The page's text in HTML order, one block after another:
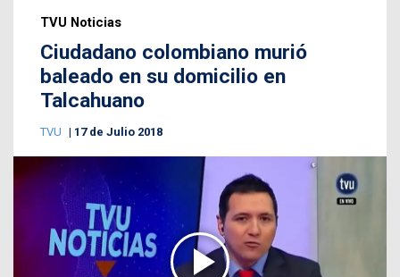
TVU Noticias
Ciudadano colombiano murió
baleado en su domicilio en
Talcahuano
TVU 17 de Julio 2018